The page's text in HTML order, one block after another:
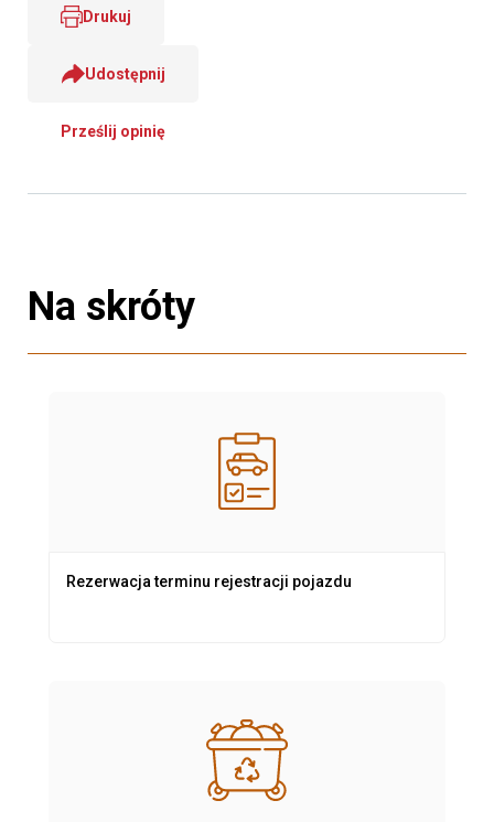
Drukuj
Udostępnij
Prześlij opinię
Na skróty
Rezerwacja terminu rejestracji pojazdu